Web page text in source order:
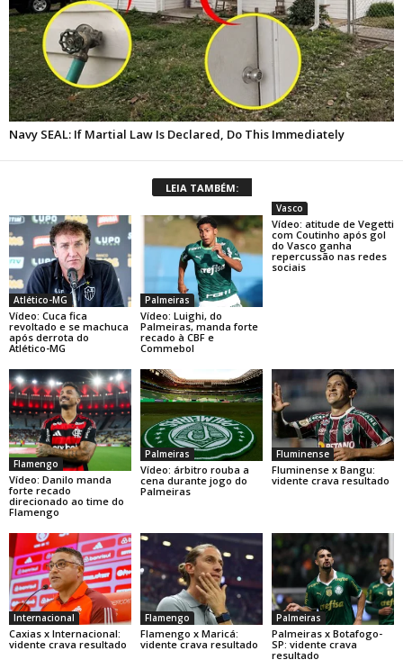
LEIA TAMBÉM:
Atlético-MG
Vídeo: Cuca fica
revoltado e se machuca
após derrota do
Atlético-MG
Palmeiras
Vídeo: Luighi, do
Palmeiras, manda forte
recado à CBF e
Commebol
Vasco
Vídeo: atitude de Vegetti
com Coutinho após gol
do Vasco ganha
repercussão nas redes
sociais
Flamengo
Vídeo: Danilo manda
forte recado
direcionado ao time do
Flamengo
Palmeiras
Vídeo: árbitro rouba a
cena durante jogo do
Palmeiras
Fluminense
Fluminense x Bangu:
vidente crava resultado
Internacional
Caxias x Internacional:
vidente crava resultado
Flamengo
Flamengo x Maricá:
vidente crava resultado
Palmeiras
Palmeiras x Botafogo-
SP: vidente crava
resultado